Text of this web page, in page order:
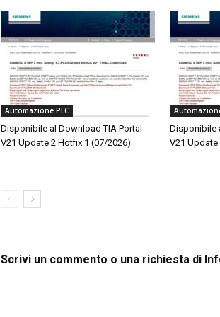
Automazione PLC
Disponibile al Download TIA Portal
V21 Update 2 Hotfix 1 (07/2026)
Disponibile
V21 Update
Scrivi un commento o una richiesta di